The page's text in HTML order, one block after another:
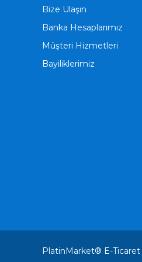
Bize Ulaşın
Banka Hesaplarımız
Müşteri Hizmetleri
Bayiliklerimiz
PlatinMarket® E-Ticaret